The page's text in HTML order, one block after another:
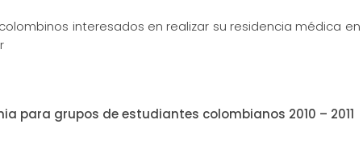
interesados en realizar su residencia médica
para grupos de estudiantes colombianos 2010 – 2011